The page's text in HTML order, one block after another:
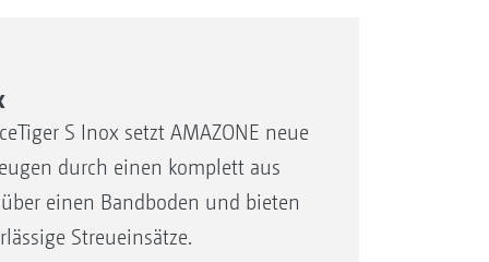
S Inox setzt AMAZONE neue
durch einen komplett aus
einen Bandboden und bieten
Streueinsätze.